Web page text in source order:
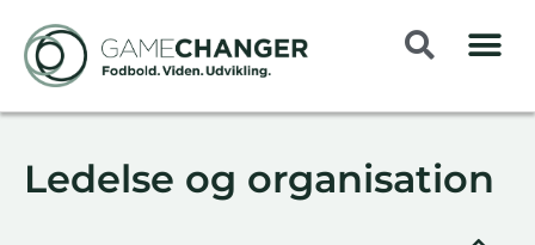
Ledelse og organisation